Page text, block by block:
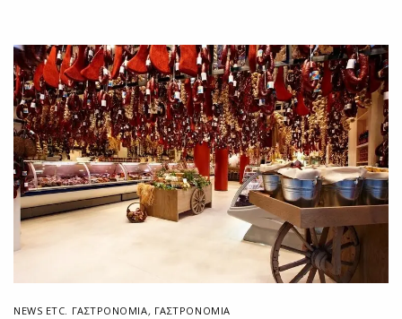
NEWS ETC. ΓΑΣΤΡΟΝΟΜΊΑ, ΓΑΣΤΡΟΝΟΜΙΑ